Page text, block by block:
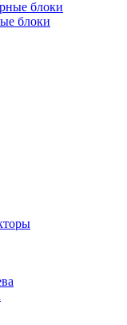
блоки